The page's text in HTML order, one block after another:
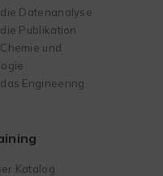
die Datenanalyse
Publikation
und
Engineering
Katalog